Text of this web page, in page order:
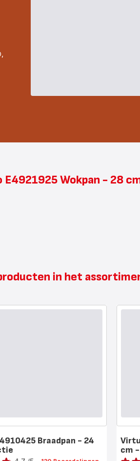
Wokpan - 28
in het
Braadpan - 24
cm